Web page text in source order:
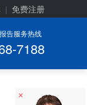
免费注册
报告服务热线
7188
×